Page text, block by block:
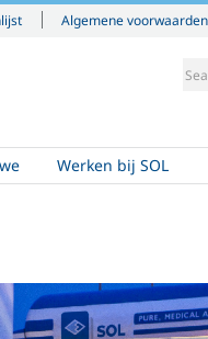
Algemene voorwaarden
Werken bij SOL